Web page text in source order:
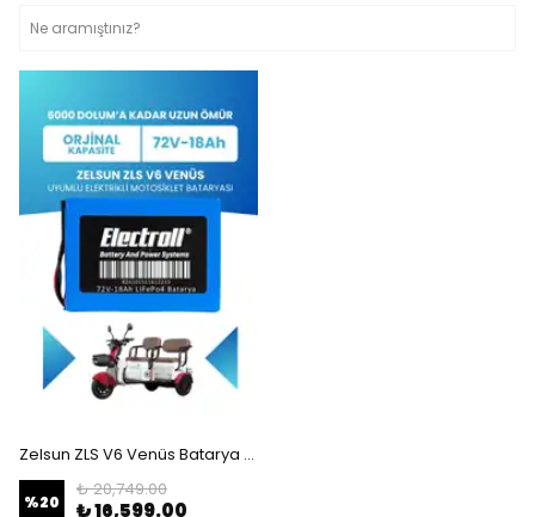
Zelsun ZLS V6 Venüs Batarya (Standart Kapasite) LiFePO4 72V 18Ah Elektrikli Motosiklet Bataryası
%20
₺ 20,749.00
₺ 16,599.00